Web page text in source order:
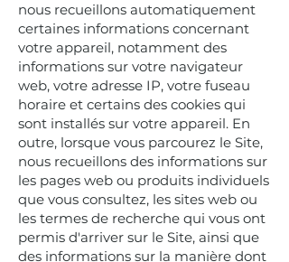
nous recueillons automatiquement
certaines informations concernant
votre appareil, notamment des
informations sur votre navigateur
web, votre adresse IP, votre fuseau
horaire et certains des cookies qui
sont installés sur votre appareil. En
outre, lorsque vous parcourez le Site,
nous recueillons des informations sur
les pages web ou produits individuels
que vous consultez, les sites web ou
les termes de recherche qui vous ont
permis d'arriver sur le Site, ainsi que
des informations sur la manière dont